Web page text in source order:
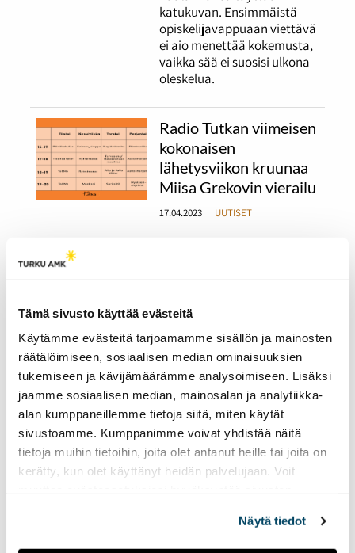
Tämä sivusto käyttää evästeitä
Käytämme evästeitä tarjoamamme sisällön ja mainosten
räätälöimiseen, sosiaalisen median ominaisuuksien
tukemiseen ja kävijämäärämme analysoimiseen. Lisäksi
jaamme sosiaalisen median, mainosalan ja analytiikka-
alan kumppaneillemme tietoja siitä, miten käytät
sivustoamme. Kumppanimme voivat yhdistää näitä
tietoja muihin tietoihin, joita olet antanut heille tai joita on
kerätty, kun olet käyttänyt heidän palvelujaan. Voit
Näytä tiedot
katukuvan. Ensimmäistä
opiskelijavappuaan viettävä
ei aio menettää kokemusta,
vaikka sää ei suosisi ulkona
oleskelua.
Radio Tutkan viimeisen
kokonaisen
lähetysviikon kruunaa
Miisa Grekovin vierailu
17.04.2023 UUTISET
viikkoa.
Radio Tutkan toisella
lähetysviikolla
pääteemana on
ystävyys
14.02.2023 UUTISET
Tällä viikolla lähetyksissä
näkyy ja kuuluu ystäväpäivä
sekä Suomen yksi suurin
opiskelijatapahtuma
Pikkulaskiainen.